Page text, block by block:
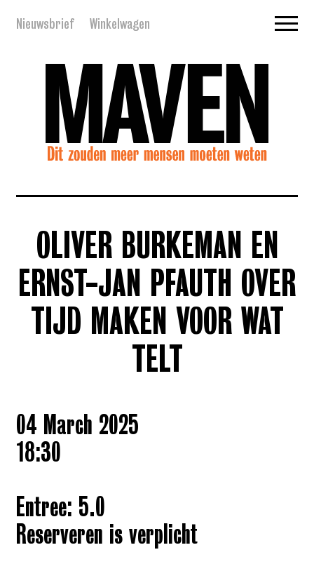
Nieuwsbrief Winkelwagen
OLIVER BURKEMAN EN
ERNST-JAN PFAUTH OVER
TIJD MAKEN VOOR WAT
TELT
04 March 2025
18:30
Entree: 5.0
Reserveren is verplicht